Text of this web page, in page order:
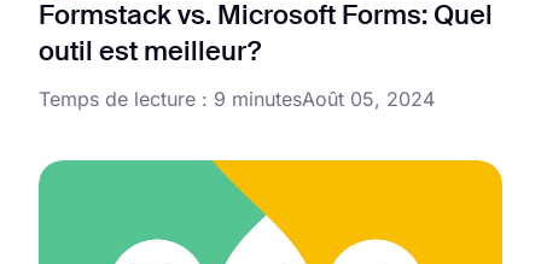
Formstack vs. Microsoft Forms: Quel
outil est meilleur?
Temps de lecture : 9 minutesAoût 05, 2024